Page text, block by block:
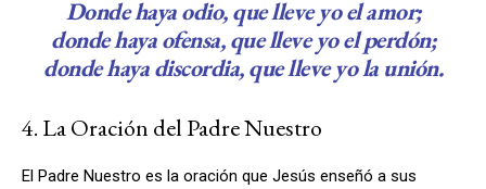
Donde haya odio, que lleve yo el amor;
donde haya ofensa, que lleve yo el perdón;
donde haya discordia, que lleve yo la unión.
4. La Oración del Padre Nuestro
El Padre Nuestro es la oración que Jesús enseñó a sus